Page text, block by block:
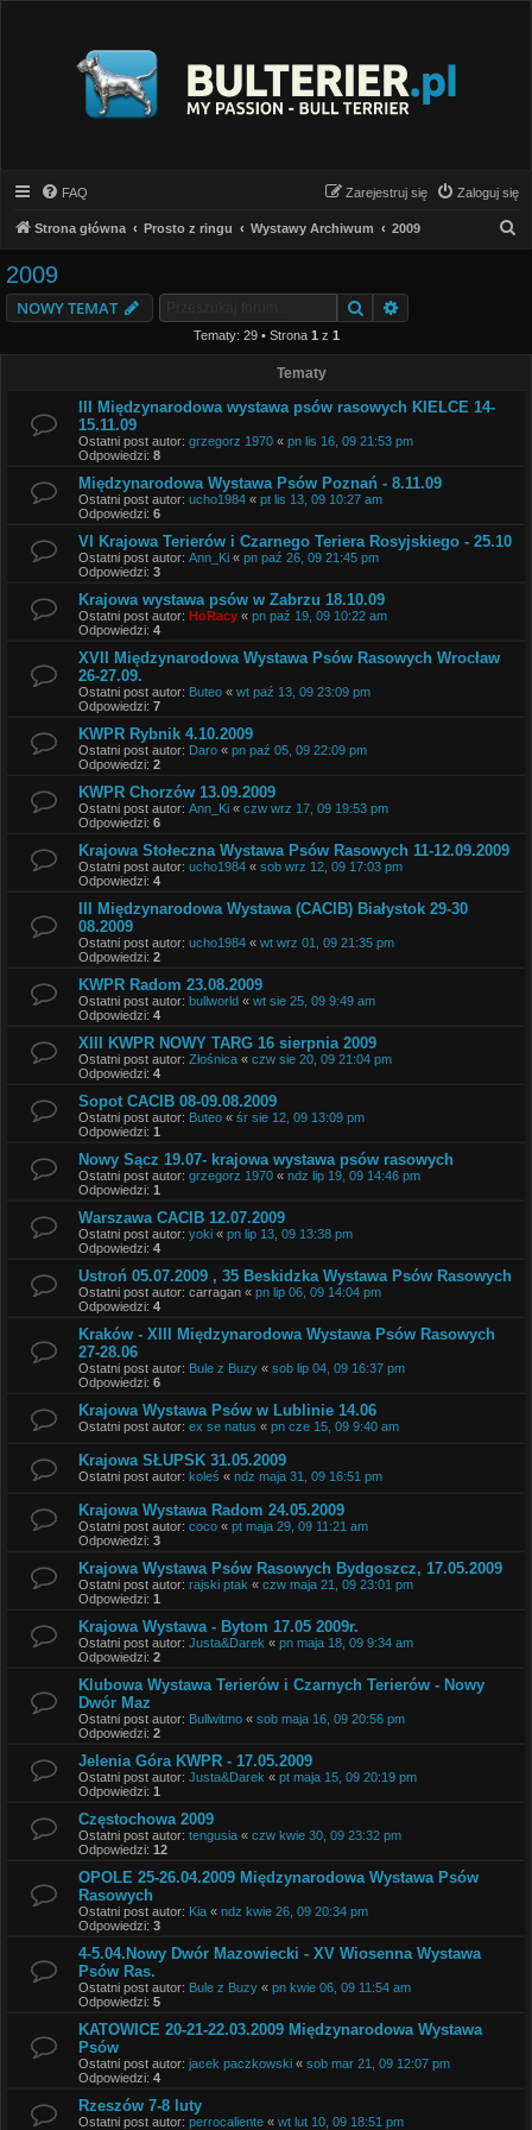
FAQ Zaloguj się
Zarejestruj się
Strona główna Prosto z ringu Wystawy Archiwum 2009
2009
NOWY TEMAT Szukaj
Tematy: 29 • Strona 1 z 1
Tematy
III Międzynarodowa wystawa psów rasowych KIELCE 14-
15.11.09
Ostatni post autor: grzegorz 1970 « pn lis 16, 09 21:53 pm
Odpowiedzi: 8
Międzynarodowa Wystawa Psów Poznań - 8.11.09
Ostatni post autor: ucho1984 « pt lis 13, 09 10:27 am
Odpowiedzi: 6
VI Krajowa Terierów i Czarnego Teriera Rosyjskiego - 25.10
Ostatni post autor: Ann_Ki « pn paź 26, 09 21:45 pm
Odpowiedzi: 3
Krajowa wystawa psów w Zabrzu 18.10.09
Ostatni post autor: HoRacy « pn paź 19, 09 10:22 am
Odpowiedzi: 4
XVII Międzynarodowa Wystawa Psów Rasowych Wrocław
26-27.09.
Ostatni post autor: Buteo « wt paź 13, 09 23:09 pm
Odpowiedzi: 7
KWPR Rybnik 4.10.2009
Ostatni post autor: Daro « pn paź 05, 09 22:09 pm
Odpowiedzi: 2
KWPR Chorzów 13.09.2009
Ostatni post autor: Ann_Ki « czw wrz 17, 09 19:53 pm
Odpowiedzi: 6
Krajowa Stołeczna Wystawa Psów Rasowych 11-12.09.2009
Ostatni post autor: ucho1984 « sob wrz 12, 09 17:03 pm
Odpowiedzi: 4
III Międzynarodowa Wystawa (CACIB) Białystok 29-30
08.2009
Ostatni post autor: ucho1984 « wt wrz 01, 09 21:35 pm
Odpowiedzi: 2
KWPR Radom 23.08.2009
Ostatni post autor: bullworld « wt sie 25, 09 9:49 am
Odpowiedzi: 4
XIII KWPR NOWY TARG 16 sierpnia 2009
Ostatni post autor: Złośnica « czw sie 20, 09 21:04 pm
Odpowiedzi: 4
Sopot CACIB 08-09.08.2009
Ostatni post autor: Buteo « śr sie 12, 09 13:09 pm
Odpowiedzi: 1
Nowy Sącz 19.07- krajowa wystawa psów rasowych
Ostatni post autor: grzegorz 1970 « ndz lip 19, 09 14:46 pm
Odpowiedzi: 1
Warszawa CACIB 12.07.2009
Ostatni post autor: yoki « pn lip 13, 09 13:38 pm
Odpowiedzi: 4
Ustroń 05.07.2009 , 35 Beskidzka Wystawa Psów Rasowych
Ostatni post autor: carragan « pn lip 06, 09 14:04 pm
Odpowiedzi: 4
Kraków - XIII Międzynarodowa Wystawa Psów Rasowych
27-28.06
Ostatni post autor: Bule z Buzy « sob lip 04, 09 16:37 pm
Odpowiedzi: 6
Krajowa Wystawa Psów w Lublinie 14.06
Ostatni post autor: ex se natus « pn cze 15, 09 9:40 am
Krajowa SŁUPSK 31.05.2009
Ostatni post autor: koleś « ndz maja 31, 09 16:51 pm
Krajowa Wystawa Radom 24.05.2009
Ostatni post autor: coco « pt maja 29, 09 11:21 am
Odpowiedzi: 3
Krajowa Wystawa Psów Rasowych Bydgoszcz, 17.05.2009
Ostatni post autor: rajski ptak « czw maja 21, 09 23:01 pm
Odpowiedzi: 1
Krajowa Wystawa - Bytom 17.05 2009r.
Ostatni post autor: Justa&Darek « pn maja 18, 09 9:34 am
Odpowiedzi: 2
Klubowa Wystawa Terierów i Czarnych Terierów - Nowy
Dwór Maz
Ostatni post autor: Bullwitmo « sob maja 16, 09 20:56 pm
Odpowiedzi: 2
Jelenia Góra KWPR - 17.05.2009
Ostatni post autor: Justa&Darek « pt maja 15, 09 20:19 pm
Odpowiedzi: 1
Częstochowa 2009
Ostatni post autor: tengusia « czw kwie 30, 09 23:32 pm
Odpowiedzi: 12
OPOLE 25-26.04.2009 Międzynarodowa Wystawa Psów
Rasowych
Ostatni post autor: Kia « ndz kwie 26, 09 20:34 pm
Odpowiedzi: 3
4-5.04.Nowy Dwór Mazowiecki - XV Wiosenna Wystawa
Psów Ras.
Ostatni post autor: Bule z Buzy « pn kwie 06, 09 11:54 am
Odpowiedzi: 5
KATOWICE 20-21-22.03.2009 Międzynarodowa Wystawa
Psów
Ostatni post autor: jacek paczkowski « sob mar 21, 09 12:07 pm
Odpowiedzi: 4
Rzeszów 7-8 luty
Ostatni post autor: perrocaliente « wt lut 10, 09 18:51 pm